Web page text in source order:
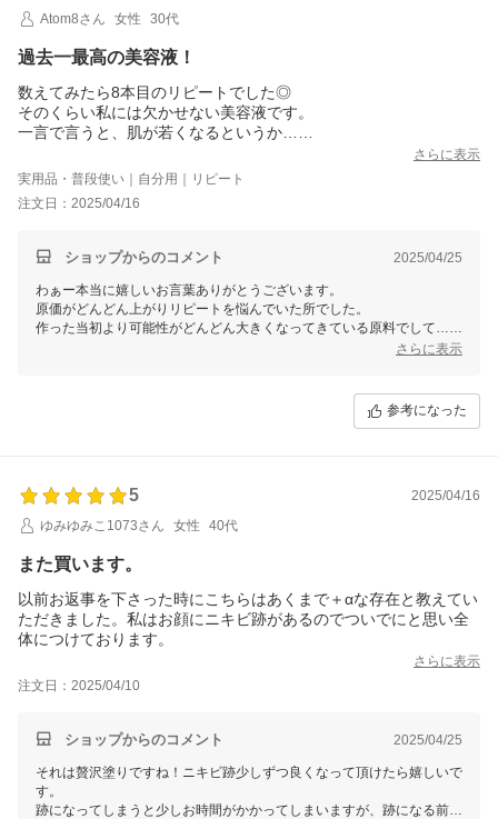
デイリーに使って下さっています。
洗顔化粧水乳液クリームはニキビをできるだけ作らせない強い肌を目指
す。リセラムはそれでも出来てしまったニキビの傷、蚊に刺されや怪我
の跡を残さず鎮静させる。そんな事ができたらいいなぁと思って作らせ
て頂きました。
少しずつ実感して頂けましたら幸いです。
Atom8さん
女性 30代
過去一最高の美容液！
数えてみたら8本目のリピートでした◎
そのくらい私には欠かせない美容液です。
一言で言うと、肌が若くなるというか…
朝晩に直径5ミリくらい、1本で2ヶ月くらいもちますよ！
あと今のところどんな組み合わせでもモロモロしません
さらに表示
実用品・普段使い｜自分用｜リピート
注文日：2025/04/16
ショップからのコメント 2025/04/25
わぁー本当に嬉しいお言葉ありがとうございます。
原価がどんどん上がりリピートを悩んでいた所でした。
作った当初より可能性がどんどん大きくなってきている原料でして…な
ので、原価が上がってもしょうがないのですが…なんとかできるように
価格を上げずにもちろん中身は変えずなんとかできるように頑張らせて
さらに表示
参考になった
5
2025/04/16
ゆみゆみこ1073さん
女性 40代
また買います。
以前お返事を下さった時にこちらはあくまで＋αな存在と教えてい
ただきました。私はお顔にニキビ跡があるのでついでにと思い全
体につけております。
さらに表示
注文日：2025/04/10
ショップからのコメント 2025/04/25
それは贅沢塗りですね！ニキビ跡少しずつ良くなって頂けたら嬉しいで
す。
跡になってしまうと少しお時間がかかってしまいますが、跡になる前に